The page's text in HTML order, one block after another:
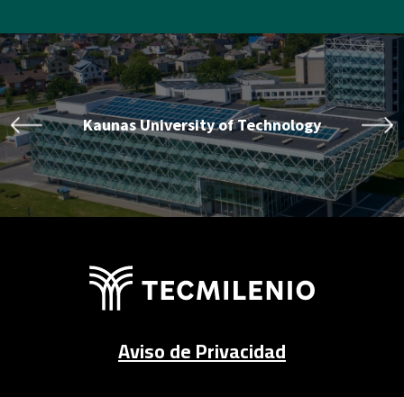
Aviso de Privacidad